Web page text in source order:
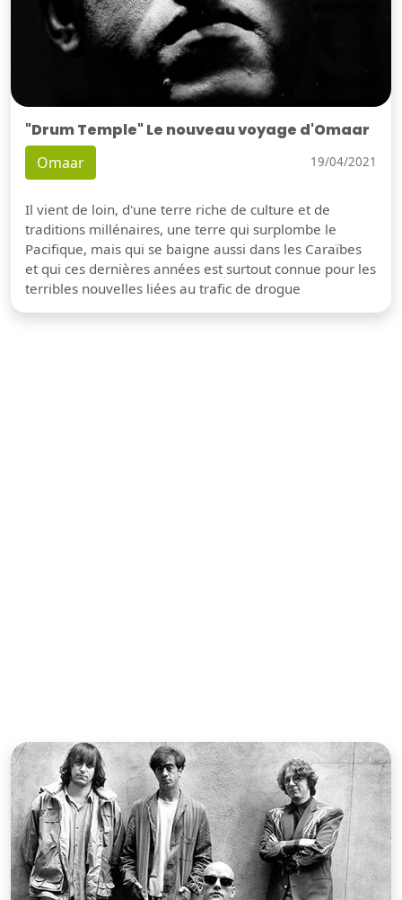
"Drum Temple" Le nouveau voyage d'Omaar
Omaar 19/04/2021
Il vient de loin, d'une terre riche de culture et de
traditions millénaires, une terre qui surplombe le
Pacifique, mais qui se baigne aussi dans les Caraïbes
et qui ces dernières années est surtout connue pour les
terribles nouvelles liées au trafic de drogue